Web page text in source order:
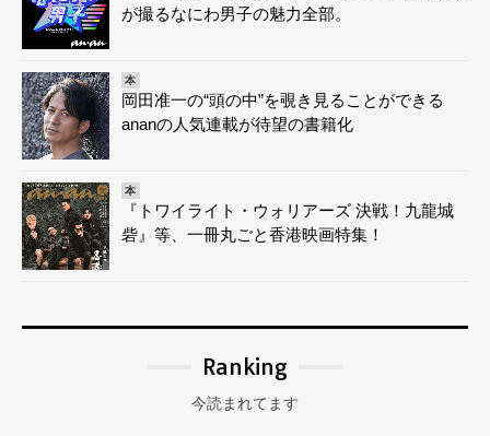
が撮るなにわ男子の魅力全部。
本
岡田准一の“頭の中”を覗き見ることができる
ananの人気連載が待望の書籍化
本
『トワイライト・ウォリアーズ 決戦！九龍城
砦』等、一冊丸ごと香港映画特集！
Ranking
今読まれてます